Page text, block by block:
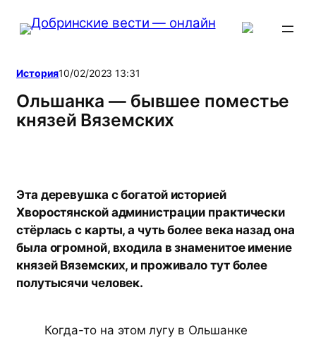
Перейти
История10/02/2023 13:31
Ольшанка — бывшее поместье
князей Вяземских
Эта деревушка с богатой историей
Хворостянской администрации практически
стёрлась с карты, а чуть более века назад она
была огромной, входила в знаменитое имение
князей Вяземских, и проживало тут более
полутысячи человек.
Когда-то на этом лугу в Ольшанке